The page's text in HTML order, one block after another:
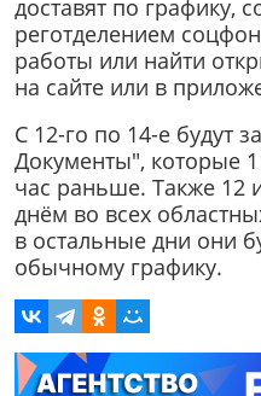
доставят по графику,
реготделением
работы или найти
на сайте или в
С 12-го по 14-е будут
Документы", которые
час раньше. Также 12
днём во всех
в остальные дни они
обычному графику.